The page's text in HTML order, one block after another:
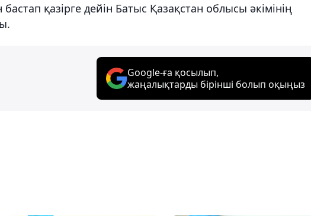
қазірге дейін Батыс Қазақстан облысы әкімінің
Google-ға қосылып,
жаңалықтарды бірінші болып оқыңыз